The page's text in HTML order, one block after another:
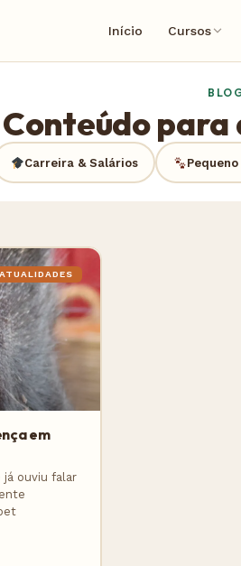
Início Cursos
Conteúdo para
Carreira & Salários
em
ouviu falar